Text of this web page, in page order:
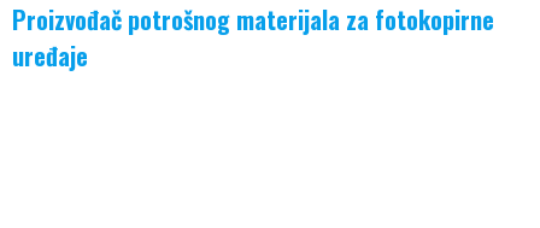
Proizvođač potrošnog materijala za fotokopirne
uređaje